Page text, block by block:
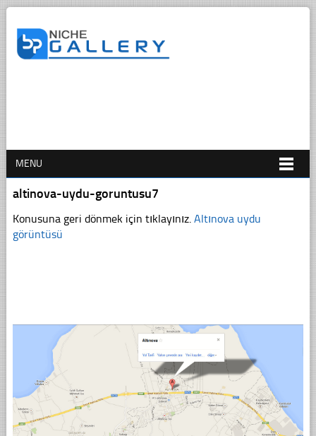
MENU
altinova-uydu-goruntusu7
Konusuna geri dönmek için tıklayınız. Altınova uydu
görüntüsü